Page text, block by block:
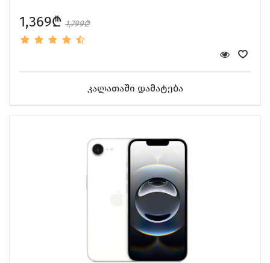
1,369₾ 1,799₾
კალათაში დამატება